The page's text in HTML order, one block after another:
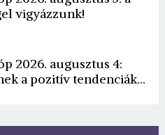
vigyázzunk!
2026. augusztus 4:
a pozitív tendenciák...